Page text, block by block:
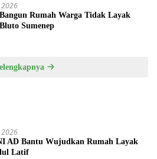
2026
Rumah Warga Tidak Layak
Sumenep
2026
AD Bantu Wujudkan Rumah Layak
Latif